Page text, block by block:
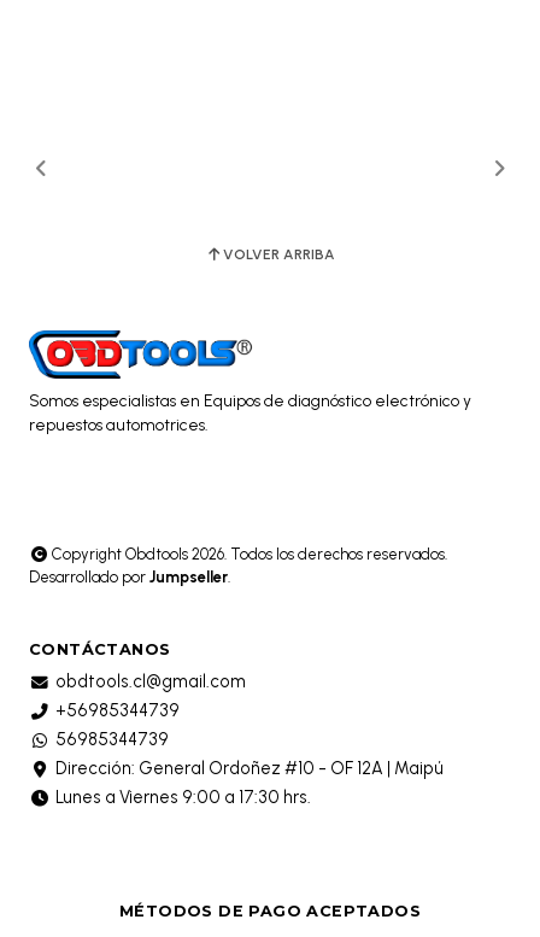
VOLVER ARRIBA
Somos especialistas en Equipos de diagnóstico electrónico y
repuestos automotrices.
Copyright Obdtools 2026. Todos los derechos reservados.
Desarrollado por Jumpseller.
CONTÁCTANOS
obdtools.cl@gmail.com
+56985344739
56985344739
Dirección: General Ordoñez #10 - OF 12A | Maipú
Lunes a Viernes 9:00 a 17:30 hrs.
MÉTODOS DE PAGO ACEPTADOS